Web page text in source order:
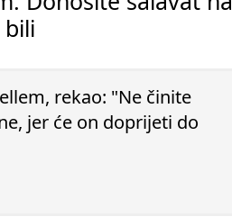
rekao: "Ne činite
jer će on doprijeti do